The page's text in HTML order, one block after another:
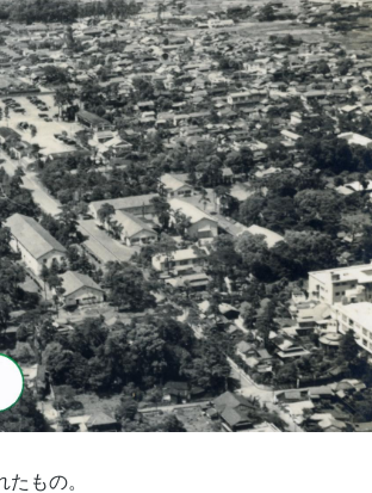
もの。